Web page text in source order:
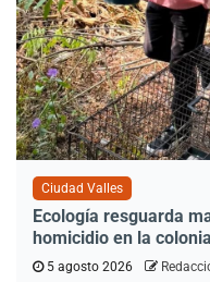
Ciudad Valles
Ecología resguarda
homicidio en la
5 agosto 2026